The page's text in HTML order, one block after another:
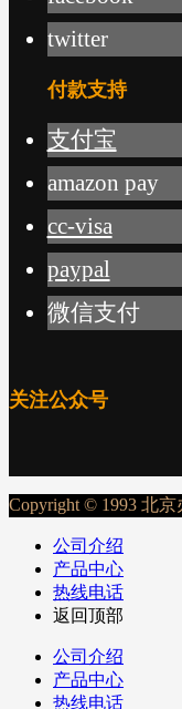
twitter
付款支持
支付宝
amazon pay
cc-visa
paypal
微信支付
关注公众号
Copyright © 1993 北
公司介绍
产品中心
热线电话
返回顶部
公司介绍
产品中心
热线电话